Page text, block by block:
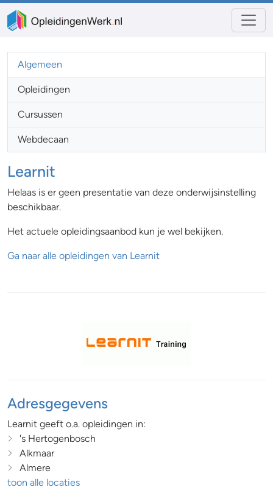
Algemeen
Opleidingen
Cursussen
Webdecaan
Learnit
Helaas is er geen presentatie van deze onderwijsinstelling
beschikbaar.
Het actuele opleidingsaanbod kun je wel bekijken.
Ga naar alle opleidingen van Learnit
Adresgegevens
Learnit geeft o.a. opleidingen in:
's Hertogenbosch
Alkmaar
Almere
toon alle locaties